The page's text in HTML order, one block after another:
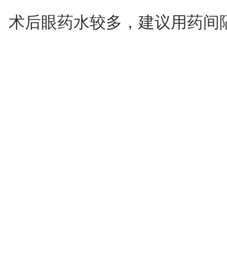
术后眼药水较多，建议用药间